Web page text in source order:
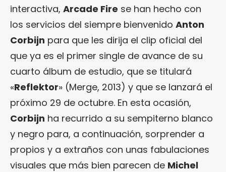
interactiva, Arcade Fire se han hecho con
los servicios del siempre bienvenido Anton
Corbijn para que les dirija el clip oficial del
que ya es el primer single de avance de su
cuarto álbum de estudio, que se titulará
«Reflektor» (Merge, 2013) y que se lanzará el
próximo 29 de octubre. En esta ocasión,
Corbijn ha recurrido a su sempiterno blanco
y negro para, a continuación, sorprender a
propios y a extraños con unas fabulaciones
visuales que más bien parecen de Michel